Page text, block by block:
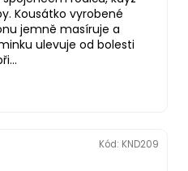
Kousátko vyrobené
jemně masíruje a
ulevuje od bolesti
Kód: KND209